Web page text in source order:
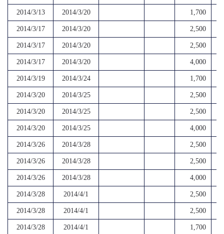
2014/3/13 2014/3/20 1,700
2014/3/17 2014/3/20 2,500
2014/3/17 2014/3/20 2,500
2014/3/17 2014/3/20 4,000
2014/3/19 2014/3/24 1,700
2014/3/20 2014/3/25 2,500
2014/3/20 2014/3/25 2,500
2014/3/20 2014/3/25 4,000
2014/3/26 2014/3/28 2,500
2014/3/26 2014/3/28 2,500
2014/3/26 2014/3/28 4,000
2014/3/28 2014/4/1 2,500
2014/3/28 2014/4/1 2,500
2014/3/28 2014/4/1 1,700